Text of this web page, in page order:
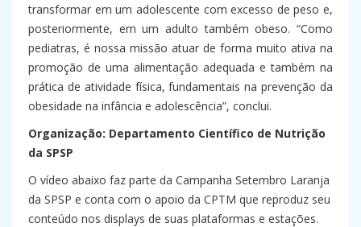
transformar em um adolescente com excesso de peso e,
posteriormente, em um adulto também obeso. “Como
pediatras, é nossa missão atuar de forma muito ativa na
promoção de uma alimentação adequada e também na
prática de atividade física, fundamentais na prevenção da
obesidade na infância e adolescência”, conclui.
Organização: Departamento Científico de Nutrição
da SPSP
O vídeo abaixo faz parte da Campanha Setembro Laranja
da SPSP e conta com o apoio da CPTM que reproduz seu
conteúdo nos displays de suas plataformas e estações.